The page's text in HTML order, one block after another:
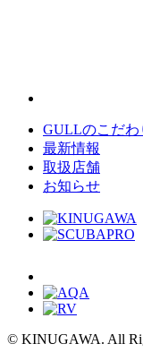
GULLのこだわ
最新情報
取扱店舗
お知らせ
© KINUGAWA. All